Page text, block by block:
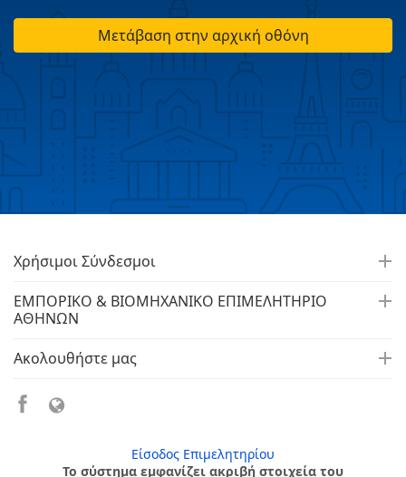
Μετάβαση στην αρχική οθόνη
Χρήσιμοι Σύνδεσμοι
ΕΜΠΟΡΙΚΟ & ΒΙΟΜΗΧΑΝΙΚΟ ΕΠΙΜΕΛΗΤΗΡΙΟ
ΑΘΗΝΩΝ
Ακολουθήστε μας
Είσοδος Επιμελητηρίου
Το σύστημα εμφανίζει ακριβή στοιχεία του